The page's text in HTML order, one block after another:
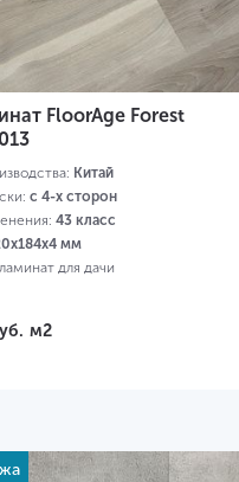
FloorAge Forest
Китай
с 4-х сторон
43 класс
мм
для дачи
м2